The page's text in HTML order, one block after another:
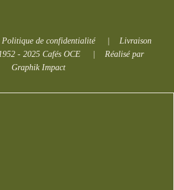
Politique de confidentialité| Livraison
- 2025 Cafés OCE| Réalisé par
Graphik Impact